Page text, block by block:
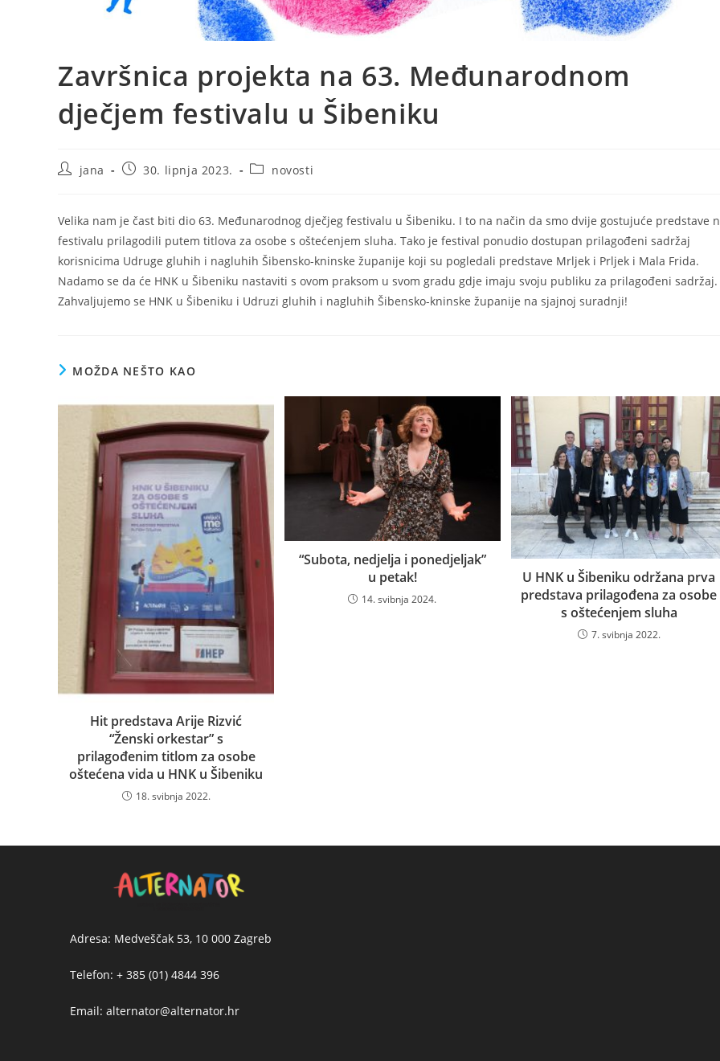
Završnica projekta na 63. Međunarodnom
dječjem festivalu u Šibeniku
Autorjana
Objava30. lipnja 2023.
Kategorija
novosti
Velika nam je čast biti dio 63. Međunarodnog dječjeg festivalu u Šibeniku. I to na način da smo dvije gostujuće predstave
festivalu prilagodili putem titlova za osobe s oštećenjem sluha. Tako je festival ponudio dostupan prilagođeni sadržaj
korisnicima Udruge gluhih i nagluhih Šibensko-kninske županije koji su pogledali predstave Mrljek i Prljek i Mala Frida.
Nadamo se da će HNK u Šibeniku nastaviti s ovom praksom u svom gradu gdje imaju svoju publiku za prilagođeni sadržaj.
Zahvaljujemo se HNK u Šibeniku i Udruzi gluhih i nagluhih Šibensko-kninske županije na sjajnoj suradnji!
MOŽDA NEŠTO KAO
Hit predstava Arije Rizvić
“Ženski orkestar” s
prilagođenim titlom za osobe
oštećena vida u HNK u Šibeniku
18. svibnja 2022.
“Subota, nedjelja i ponedjeljak”
u petak!
14. svibnja 2024.
U HNK u Šibeniku održana prva
predstava prilagođena za osobe
s oštećenjem sluha
7. svibnja 2022.
Adresa: Medveščak 53, 10 000 Zagreb
Telefon: + 385 (01) 4844 396
Email: alternator@alternator.hr